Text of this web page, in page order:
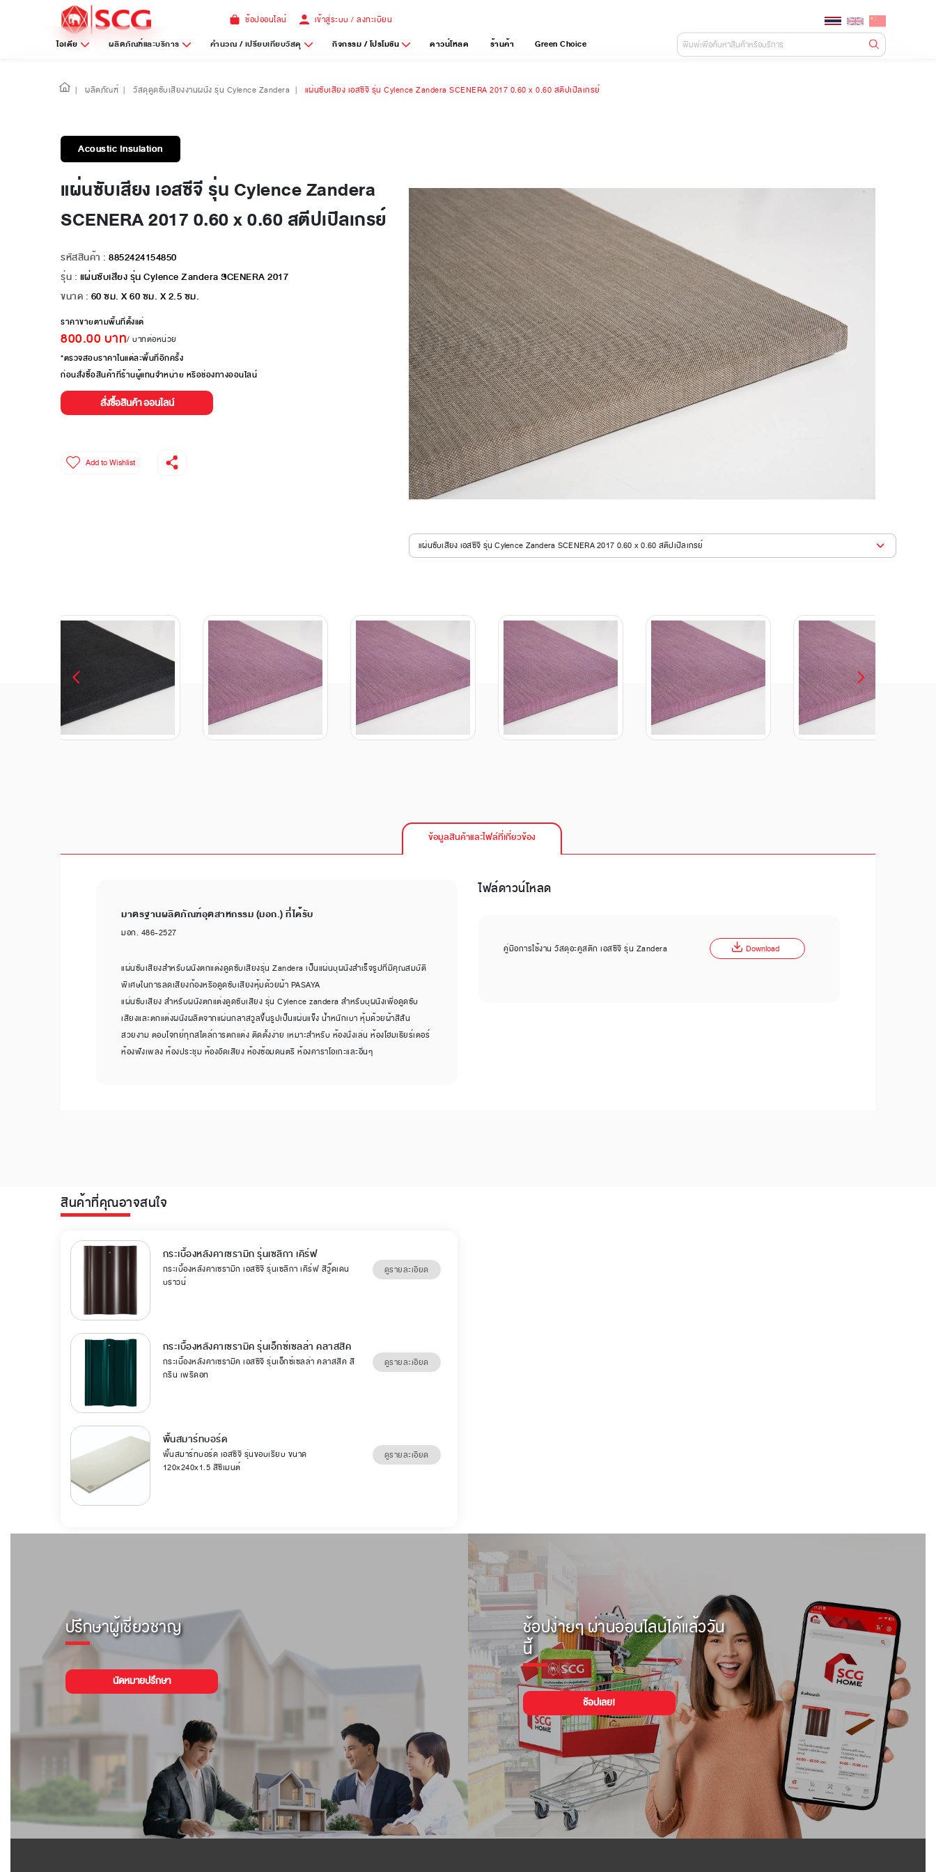
ช้อปออนไลน์ เข้าสู่ระบบ / ลงทะเบียน
ไอเดีย ผลิตภัณฑ์และบริการ คำนวณ / เปรียบเทียบวัสดุ กิจกรรม / โปรโมชัน ดาวน์โหลด ร้านค้า Green Choice
| ผลิตภัณฑ์ | วัสดุดูดซับเสียงงานผนัง รุ่น Cylence Zandera | แผ่นซับเสียง เอสซีจี รุ่น Cylence Zandera SCENERA 2017 0.60 x 0.60 สตีปเปิลเกรย์
Acoustic Insulation
แผ่นซับเสียง เอสซีจี รุ่น Cylence Zandera
SCENERA 2017 0.60 x 0.60 สตีปเปิลเกรย์
รหัสสินค้า : 8852424154850
รุ่น : แผ่นซับเสียง รุ่น Cylence Zandera SCENERA 2017
ขนาด : 60 ซม. X 60 ซม. X 2.5 ซม.
ราคาขายตามพื้นที่ตั้งแต่
800.00 บาท/ บาทต่อหน่วย
*ตรวจสอบราคาในแต่ละพื้นที่อีกครั้ง
ก่อนสั่งซื้อสินค้าที่ร้านผู้แทนจำหน่าย หรือช่องทางออนไลน์
สั่งซื้อสินค้า ออนไลน์
Add to Wishlist
แผ่นซับเสียง เอสซีจี รุ่น Cylence Zandera SCENERA 2017 0.60 x 0.60 สตีปเปิลเกรย์
ข้อมูลสินค้าและไฟล์ที่เกี่ยวข้อง
มาตรฐานผลิตภัณฑ์อุตสาหกรรม (มอก.) ที่ได้รับ
มอก. 486-2527
แผ่นซับเสียงสำหรับผนังตกแต่งดูดซับเสียงรุ่น Zandera เป็นแผ่นบุผนังสำเร็จรูปที่มีคุณสมบัติ
พิเศษในการลดเสียงก้องหรือดูดซับเสียงหุ้มด้วยผ้า PASAYA
แผ่นซับเสียง สำหรับผนังตกแต่งดูดซับเสียง รุ่น Cylence zandera สำหรับบุผนังเพื่อดูดซับ
เสียงและตกแต่งผนังผลิตจากแผ่นกลาสวูลขึ้นรูปเป็นแผ่นแข็ง น้ำหนักเบา หุ้มด้วยผ้าสีสัน
สวยงาม ตอบโจทย์ทุกสไตล์การตกแต่ง ติดตั้งง่าย เหมาะสำหรับ ห้องนั่งเล่น ห้องโฮมเธียร์เตอร์
ห้องฟังเพลง ห้องประชุม ห้องอัดเสียง ห้องซ้อมดนตรี ห้องคาราโอเกะและอื่นๆ
ไฟล์ดาวน์โหลด
คู่มือการใช้งาน วัสดุอะคูสติก เอสซีจี รุ่น Zandera Download
สินค้าที่คุณอาจสนใจ
กระเบื้องหลังคาเซรามิก รุ่นเซลิกา เคิร์ฟ
กระเบื้องหลังคาเซรามิก เอสซีจี รุ่นเซลิกา เคิร์ฟ สีวู๊ดเดน
บราวน์
ดูรายละเอียด
กระเบื้องหลังคาเซรามิค รุ่นเอ็กซ์เซลล่า คลาสสิค
กระเบื้องหลังคาเซรามิค เอสซีจี รุ่นเอ็กซ์เซลล่า คลาสสิค สี
กรีน เพริดอท
ดูรายละเอียด
พื้นสมาร์ทบอร์ด
พื้นสมาร์ทบอร์ด เอสซีจี รุ่นขอบเรียบ ขนาด
120x240x1.5 สีซีเมนต์
ดูรายละเอียด
ปรึกษาผู้เชี่ยวชาญ
นัดหมายปรึกษา
ช้อปง่ายๆ ผ่านออนไลน์ได้แล้ววัน
นี้
ช้อปเลย!